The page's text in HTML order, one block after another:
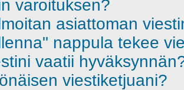
varoituksen?
asiattoman
nappula tekee
vaatii
viestiketjuani?